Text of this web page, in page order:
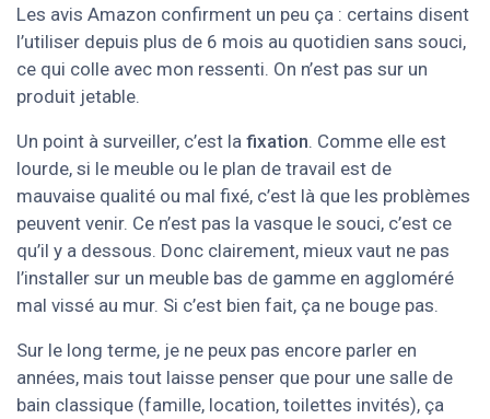
Les avis Amazon confirment un peu ça : certains disent
l’utiliser depuis plus de 6 mois au quotidien sans souci,
ce qui colle avec mon ressenti. On n’est pas sur un
produit jetable.
Un point à surveiller, c’est la fixation. Comme elle est
lourde, si le meuble ou le plan de travail est de
mauvaise qualité ou mal fixé, c’est là que les problèmes
peuvent venir. Ce n’est pas la vasque le souci, c’est ce
qu’il y a dessous. Donc clairement, mieux vaut ne pas
l’installer sur un meuble bas de gamme en aggloméré
mal vissé au mur. Si c’est bien fait, ça ne bouge pas.
Sur le long terme, je ne peux pas encore parler en
années, mais tout laisse penser que pour une salle de
bain classique (famille, location, toilettes invités), ça